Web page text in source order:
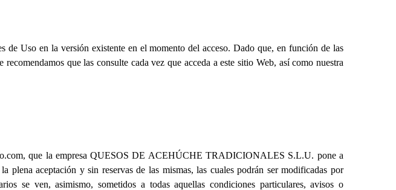
Uso en la versión existente en el momento del acceso. Dado que, en función de las
que las consulte cada vez que acceda a este sitio Web, así como nuestra
, que la empresaQUESOS DE ACEHÚCHE TRADICIONALES S.L.U. pone a
aceptación y sin reservas de las mismas, las cuales podrán ser modificadas por
se ven, asimismo, sometidos a todas aquellas condiciones particulares, avisos o